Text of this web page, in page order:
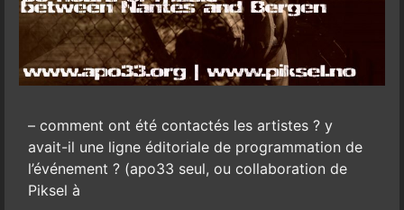
– comment ont été contactés les artistes ? y
avait-il une ligne éditoriale de programmation de
l’événement ? (apo33 seul, ou collaboration de
Piksel à